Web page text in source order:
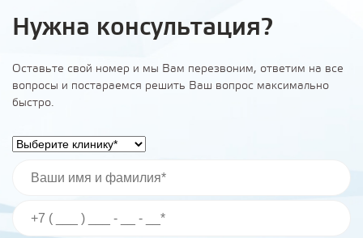
Нужна консультация?
Оставьте свой номер и мы Вам перезвоним, ответим на все
вопросы и постараемся решить Ваш вопрос максимально
быстро.